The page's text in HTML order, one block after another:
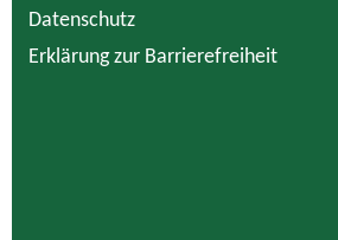
Datenschutz
Erklärung zur Barrierefreiheit